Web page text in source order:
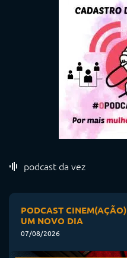
podcast da vez
PODCAST
UM NOVO DIA
07/08/2026